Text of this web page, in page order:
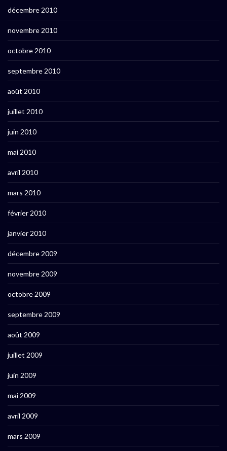
décembre 2010
novembre 2010
octobre 2010
septembre 2010
août 2010
juillet 2010
juin 2010
mai 2010
avril 2010
mars 2010
février 2010
janvier 2010
décembre 2009
novembre 2009
octobre 2009
septembre 2009
août 2009
juillet 2009
juin 2009
mai 2009
avril 2009
mars 2009